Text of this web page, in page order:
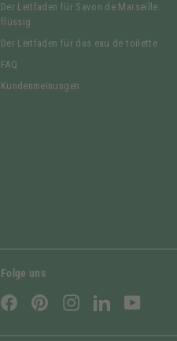
Der Leitfaden für Savon de Marseille
flüssig
Der Leitfaden für das eau de toilette
FAQ
Kundenmeinungen
Folge uns
FacebookPinterestInstagramLinkedIn